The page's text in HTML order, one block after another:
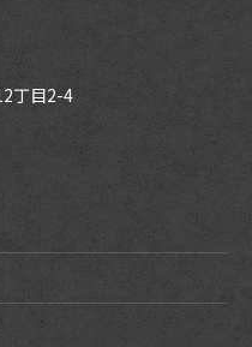
丁目2-4